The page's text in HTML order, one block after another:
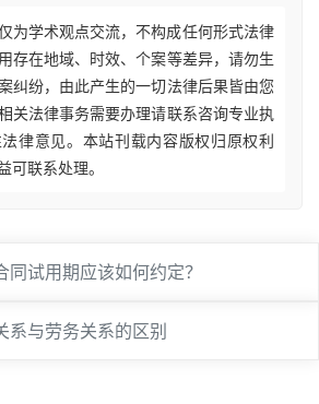
为学术观点交流，不构成任何形式法律
存在地域、时效、个案等差异，请勿生
纠纷，由此产生的一切法律后果皆由您
关法律事务需要办理请联系咨询专业执
律意见。本站刊载内容版权归原权利
可联系处理。
同试用期应该如何约定？
系与劳务关系的区别